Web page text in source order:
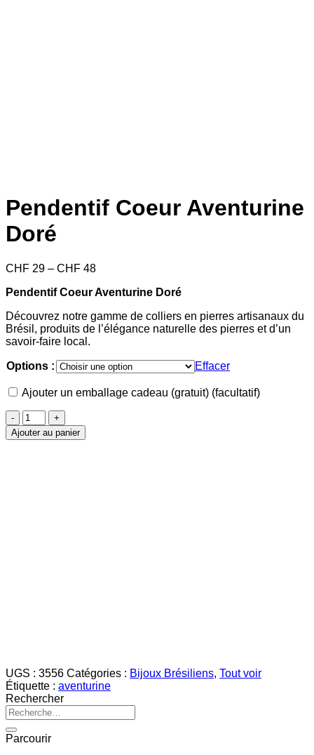
Pendentif Coeur Aventurine
Doré
CHF 29 – CHF 48Price
CHF 29
CHF 48
Pendentif Coeur Aventurine Doré
Découvrez notre gamme de colliers en pierres artisanaux du
Brésil, produits de l’élégance naturelle des pierres et d’un
savoir-faire local.
Options : Effacer
Ajouter un emballage cadeau (gratuit) (facultatif)
quantité
de
Pendentif
Ajouter au panier
UGS : 3556 Catégories : Bijoux Brésiliens, Tout voir
Étiquette : aventurine
Rechercher
Recherche
pour :
Parcourir